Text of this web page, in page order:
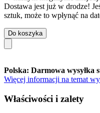
Dostawa jest już w drodze!
sztuk, może to wpłynąć na
Do koszyka
Polska: Darmowa wysyłka
Więcej informacji na temat
Właściwości i zalety